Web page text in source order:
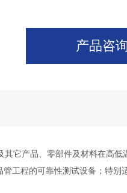
产品咨询
其它产品、零部件及材料在高
工程的可靠性测试设备；特